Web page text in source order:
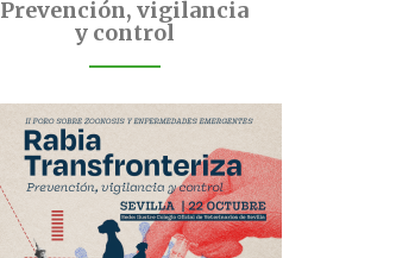
Prevención, vigilancia
y control